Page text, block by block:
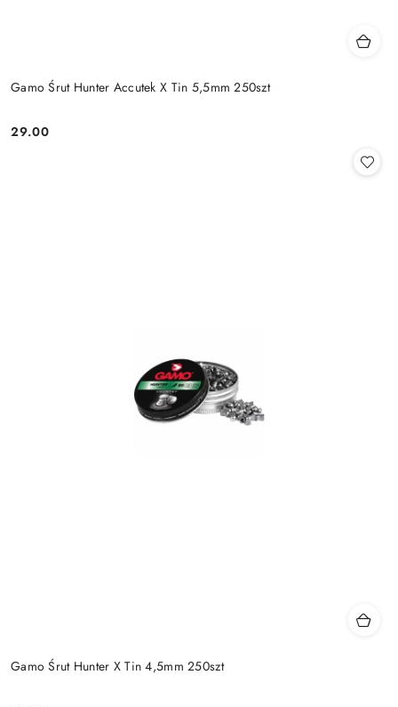
Gamo Śrut Hunter Accutek X Tin 5,5mm 250szt
Cena:
29.00
Gamo Śrut Hunter X Tin 4,5mm 250szt